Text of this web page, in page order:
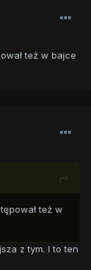
też w bajce
też w
z tym. I to ten